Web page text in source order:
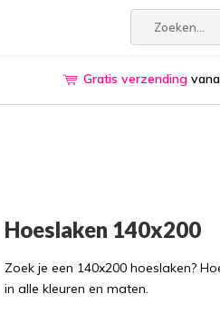
Gratis verzending
Hoeslaken 140x200
Zoek je een 140x200 hoeslaken?
in alle kleuren en maten.